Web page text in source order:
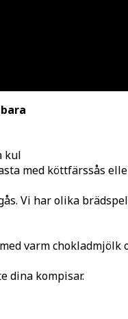
kul
med köttfärssås
Vi har olika
varm
dina kompisar.